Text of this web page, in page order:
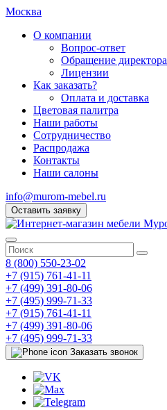
Москва
О компании
Вопрос-ответ
Обращение директора
Лицензии
Как заказать?
Оплата и доставка
Цветовая палитра
Наши работы
Сотрудничество
Распродажа
Контакты
Наши салоны
info@murom-mebel.ru
Оставить заявку
8 (800) 550-23-02
+7 (915) 761-41-11
+7 (499) 391-80-06
+7 (495) 999-71-33
+7 (915) 761-41-11
+7 (499) 391-80-06
+7 (495) 999-71-33
Заказать звонок